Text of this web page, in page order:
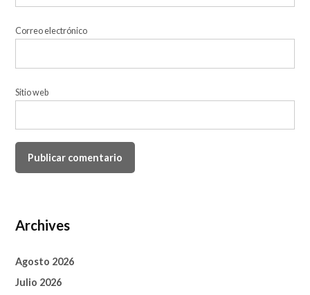
Correo electrónico
Sitio web
Archives
Agosto 2026
Julio 2026